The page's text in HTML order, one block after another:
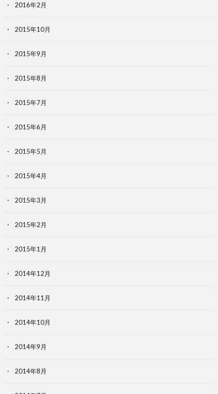
2016年2月
2015年10月
2015年9月
2015年8月
2015年7月
2015年6月
2015年5月
2015年4月
2015年3月
2015年2月
2015年1月
2014年12月
2014年11月
2014年10月
2014年9月
2014年8月